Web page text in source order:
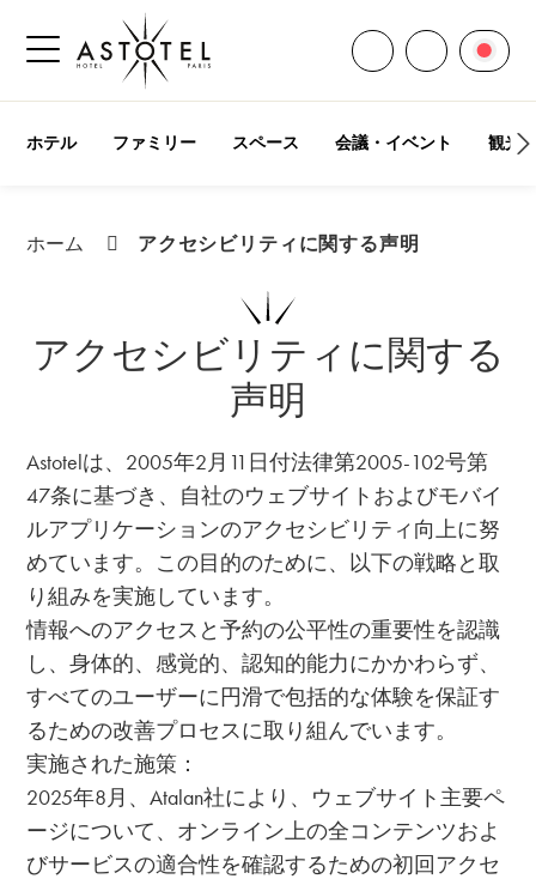
サイドメニューを開く
すべての連絡先を
お電話くだ
言語
ホテル ファミリー スペース 会議・イベント 観光
ホーム アクセシビリティに関する声明
アクセシビリティに関する
声明
Astotelは、2005年2月11日付法律第2005-102号第
47条に基づき、自社のウェブサイトおよびモバイ
ルアプリケーションのアクセシビリティ向上に努
めています。この目的のために、以下の戦略と取
り組みを実施しています。
情報へのアクセスと予約の公平性の重要性を認識
し、身体的、感覚的、認知的能力にかかわらず、
すべてのユーザーに円滑で包括的な体験を保証す
るための改善プロセスに取り組んでいます。
実施された施策：
2025年8月、Atalan社により、ウェブサイト主要ペ
ージについて、オンライン上の全コンテンツおよ
びサービスの適合性を確認するための初回アクセ